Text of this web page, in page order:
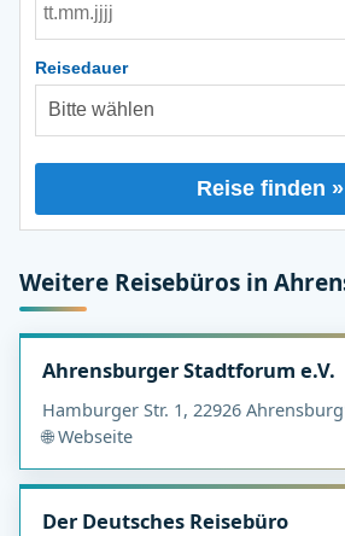
Reisedauer
Reise finden »
Weitere Reisebüros in
Ahrensburger Stadtforum e.V.
Hamburger Str. 1, 22926 Ahrensburg
🌐 Webseite
Der Deutsches Reisebüro